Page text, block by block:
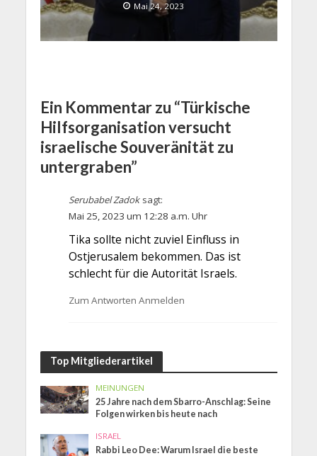
Mai 24, 2023
Ein Kommentar zu “Türkische
Hilfsorganisation versucht
israelische Souveränität zu
untergraben”
Serubabel Zadok sagt:
Mai 25, 2023 um 12:28 a.m. Uhr
Tika sollte nicht zuviel Einfluss in
Ostjerusalem bekommen. Das ist
schlecht für die Autorität Israels.
Zum Antworten Anmelden
Top Mitgliederartikel
MEINUNGEN
25 Jahre nach dem Sbarro-Anschlag: Seine
Folgen wirken bis heute nach
ISRAEL
Rabbi Leo Dee: Warum Israel die beste